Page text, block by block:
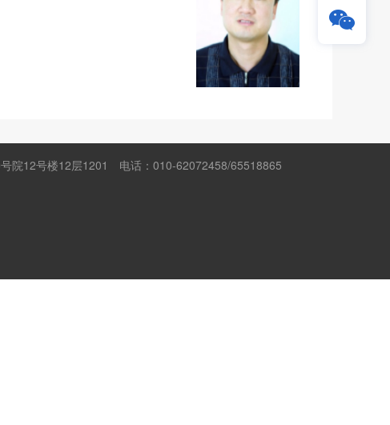
院12号楼12层1201
电话：010-62072458/65518865